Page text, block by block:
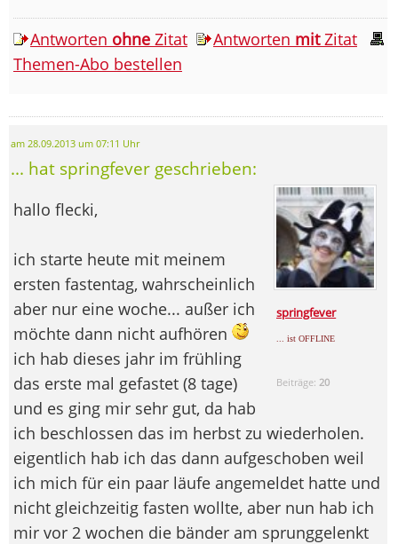
Antworten ohne Zitat Antworten mitZitat
Themen-Abo bestellen
am 28.09.2013 um 07:11 Uhr
... hat springfever geschrieben:
springfever
... ist OFFLINE
Beiträge: 20
hallo flecki,
ich starte heute mit meinem
ersten fastentag, wahrscheinlich
aber nur eine woche... außer ich
möchte dann nicht aufhören
ich hab dieses jahr im frühling
das erste mal gefastet (8 tage)
und es ging mir sehr gut, da hab
ich beschlossen das im herbst zu wiederholen.
eigentlich hab ich das dann aufgeschoben weil
ich mich für ein paar läufe angemeldet hatte und
nicht gleichzeitig fasten wollte, aber nun hab ich
mir vor 2 wochen die bänder am sprunggelenkt